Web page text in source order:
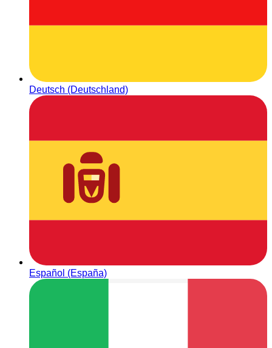
Deutsch (Deutschland)
Español (España)